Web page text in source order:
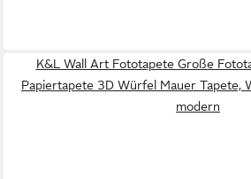
K&L Wall Art Fototapete Große
Papiertapete 3D Würfel Mauer Tapete,
modern